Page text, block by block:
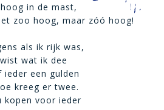
in de mast,
zoo hoog, maar zóó hoog!
als ik rijk was,
wat ik dee
ieder een gulden
kreeg er twee.
kopen voor ieder